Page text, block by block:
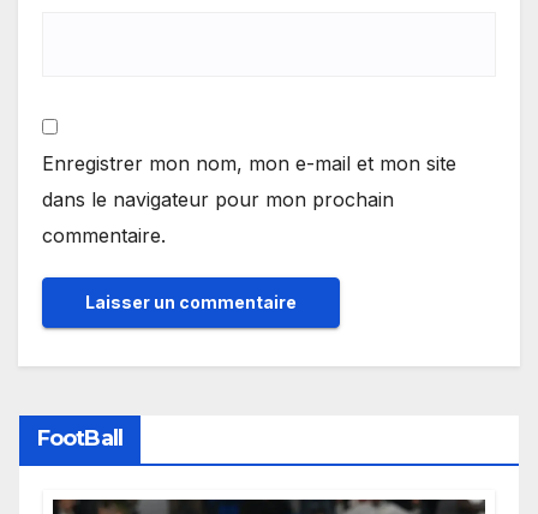
Enregistrer mon nom, mon e-mail et mon site
dans le navigateur pour mon prochain
commentaire.
FootBall